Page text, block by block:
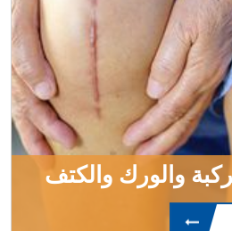
والورك والكتف